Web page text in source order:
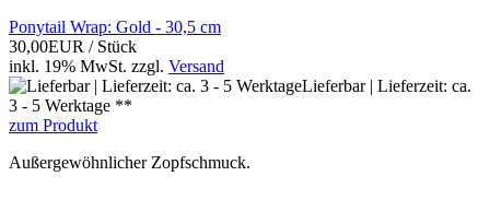
Ponytail Wrap: Gold - 30,5 cm
30,00EUR / Stück
inkl. 19% MwSt. zzgl. Versand
Lieferbar | Lieferzeit: ca.
3 - 5 Werktage **
zum Produkt
Außergewöhnlicher Zopfschmuck.